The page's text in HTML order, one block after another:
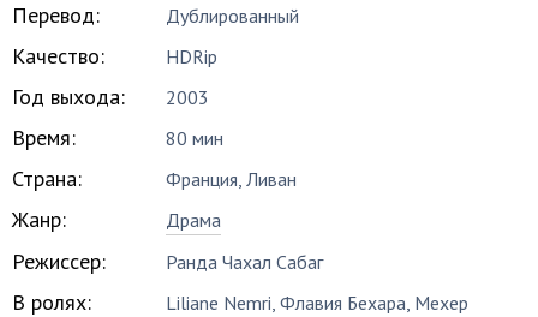
Перевод: Дублированный
Качество: HDRip
Год выхода: 2003
Время: 80 мин
Страна: Франция, Ливан
Жанр: Драма
Режиссер: Ранда Чахал Сабаг
В ролях: Liliane Nemri,Флавия Бехара, Мехер